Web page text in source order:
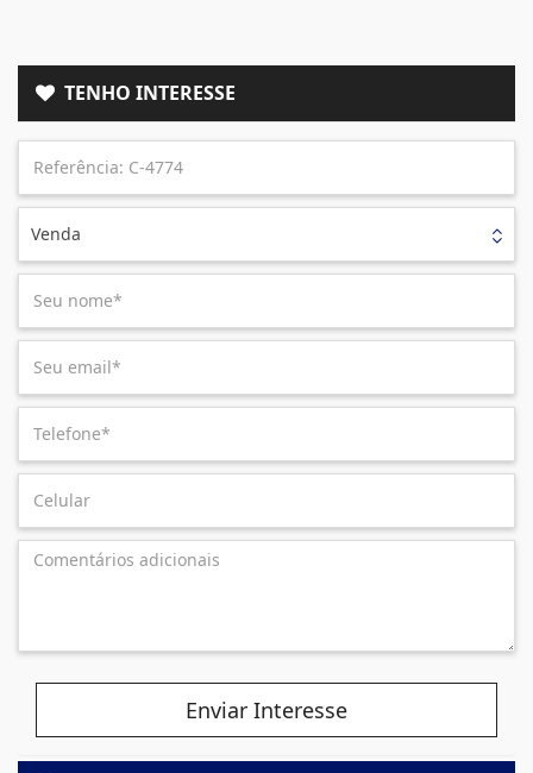
TENHO INTERESSE
Venda
Enviar Interesse